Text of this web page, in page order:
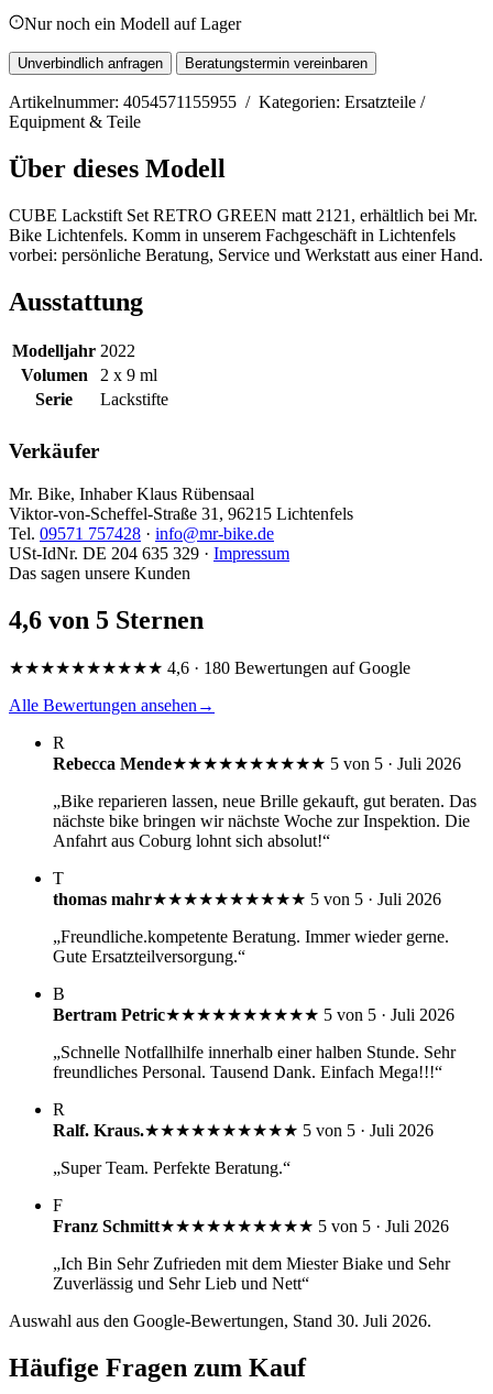
Nur noch ein Modell auf Lager
Unverbindlich anfragen Beratungstermin vereinbaren
Artikelnummer: 4054571155955 / Kategorien: Ersatzteile /
Equipment & Teile
Über dieses Modell
CUBE Lackstift Set RETRO GREEN matt 2121, erhältlich bei Mr.
Bike Lichtenfels. Komm in unserem Fachgeschäft in Lichtenfels
vorbei: persönliche Beratung, Service und Werkstatt aus einer Hand.
Ausstattung
Modelljahr 2022
Volumen
2 x 9 ml
Serie
Lackstifte
Verkäufer
Mr. Bike, Inhaber Klaus Rübensaal
Viktor-von-Scheffel-Straße 31, 96215 Lichtenfels
Tel. 09571 757428 · info@mr-bike.de
USt-IdNr. DE 204 635 329 · Impressum
Das sagen unsere Kunden
4,6 von 5 Sternen
★★★★★★★★★★ 4,6 · 180 Bewertungen auf Google
Alle Bewertungen ansehen →
R
Rebecca Mende★★★★★★★★★★ 5 von 5 · Juli 2026
„Bike reparieren lassen, neue Brille gekauft, gut beraten. Das
nächste bike bringen wir nächste Woche zur Inspektion. Die
Anfahrt aus Coburg lohnt sich absolut!“
T
thomas mahr★★★★★★★★★★ 5 von 5 · Juli 2026
„Freundliche.kompetente Beratung. Immer wieder gerne.
Gute Ersatzteilversorgung.“
B
Bertram Petric★★★★★★★★★★ 5 von 5 · Juli 2026
„Schnelle Notfallhilfe innerhalb einer halben Stunde. Sehr
freundliches Personal. Tausend Dank. Einfach Mega!!!“
R
Ralf. Kraus.★★★★★★★★★★ 5 von 5 · Juli 2026
„Super Team. Perfekte Beratung.“
F
Franz Schmitt★★★★★★★★★★ 5 von 5 · Juli 2026
„Ich Bin Sehr Zufrieden mit dem Miester Biake und Sehr
Zuverlässig und Sehr Lieb und Nett“
Auswahl aus den Google-Bewertungen, Stand 30. Juli 2026.
Häufige Fragen zum Kauf